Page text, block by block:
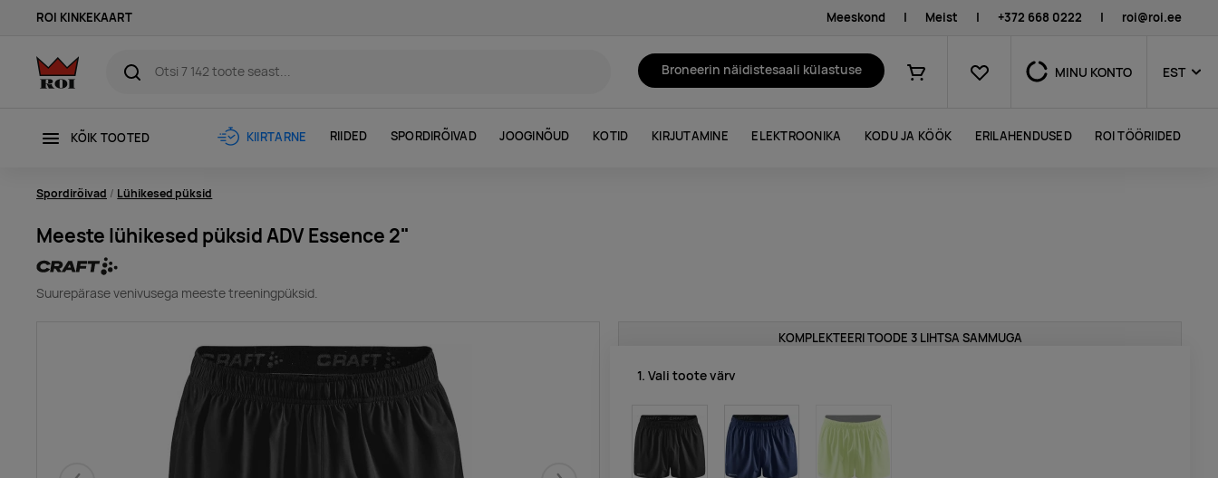
ROI KINKEKAART Meeskond | Meist | +372 668 0222 | roi@roi.ee
Broneerin näidistesaali külastuse
Ostukorv
Lemmikud MINU KONTO EST
KÕIK TOOTED KIIRTARNE RIIDED SPORDIRÕIVAD JOOGINÕUD KOTID KIRJUTAMINE ELEKTROONIKA KODU JA KÖÖK ERILAHENDUSED ROI TÖÖRIIDED
Spordirõivad Lühikesed püksid
Meeste lühikesed püksid ADV Essence 2"
Suurepärase venivusega meeste treeningpüksid.
KOMPLEKTEERI TOODE 3 LIHTSA SAMMUGA
1. Vali toote värv